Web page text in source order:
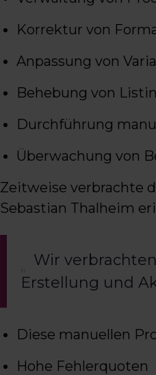
Korrektur von
Anpassung von
Behebung von
Durchführung
Überwachung von
Zeitweise verbrachte
Sebastian Thalheim
Wir
Erstellung und
Diese manuellen
Hohe Fehlerquoten